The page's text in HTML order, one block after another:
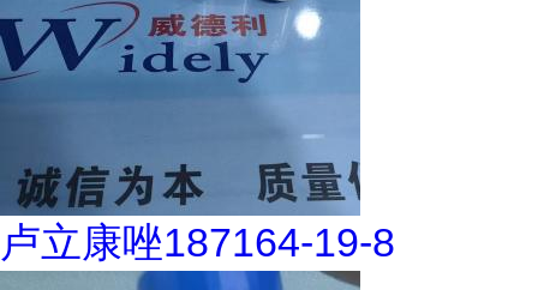
卢立康唑187164-19-8